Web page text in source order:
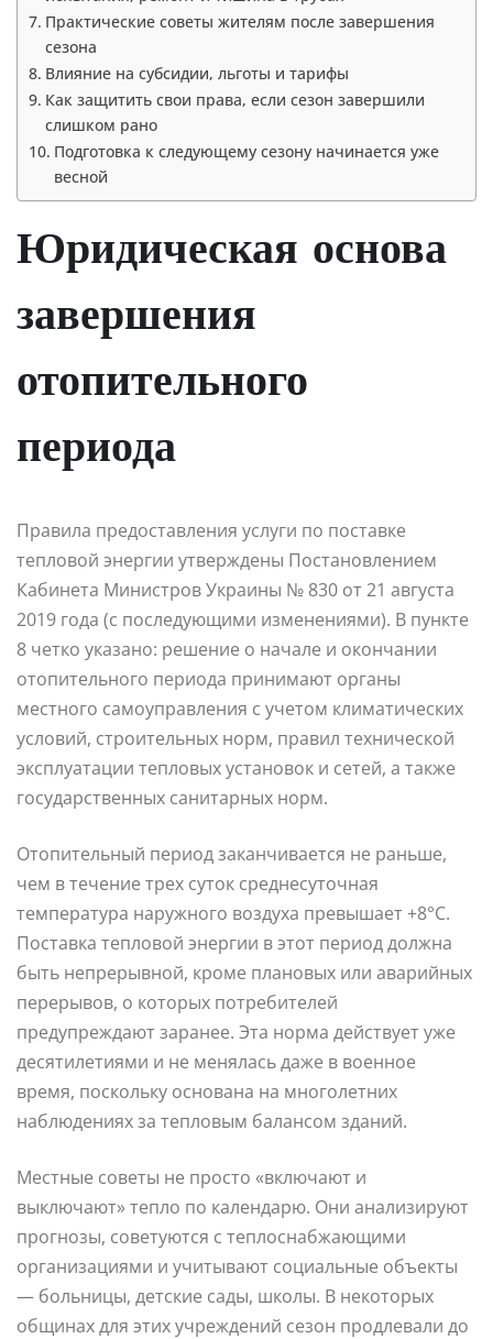
Практические советы жителям после завершения
сезона
Влияние на субсидии, льготы и тарифы
Как защитить свои права, если сезон завершили
слишком рано
Подготовка к следующему сезону начинается уже
весной
Юридическая основа
завершения
отопительного
периода
Правила предоставления услуги по поставке
тепловой энергии утверждены Постановлением
Кабинета Министров Украины № 830 от 21 августа
2019 года (с последующими изменениями). В пункте
8 четко указано: решение о начале и окончании
отопительного периода принимают органы
местного самоуправления с учетом климатических
условий, строительных норм, правил технической
эксплуатации тепловых установок и сетей, а также
государственных санитарных норм.
Отопительный период заканчивается не раньше,
чем в течение трех суток среднесуточная
температура наружного воздуха превышает +8°C.
Поставка тепловой энергии в этот период должна
быть непрерывной, кроме плановых или аварийных
перерывов, о которых потребителей
предупреждают заранее. Эта норма действует уже
десятилетиями и не менялась даже в военное
время, поскольку основана на многолетних
наблюдениях за тепловым балансом зданий.
Местные советы не просто «включают и
выключают» тепло по календарю. Они анализируют
прогнозы, советуются с теплоснабжающими
организациями и учитывают социальные объекты
— больницы, детские сады, школы. В некоторых
общинах для этих учреждений сезон продлевали до